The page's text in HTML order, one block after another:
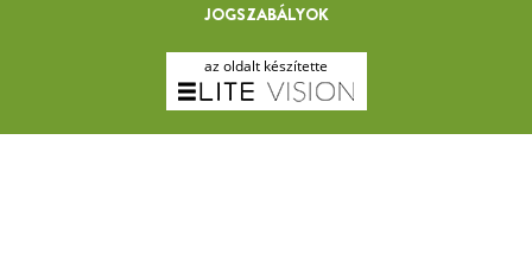
JOGSZABÁLYOK
az oldalt készítette